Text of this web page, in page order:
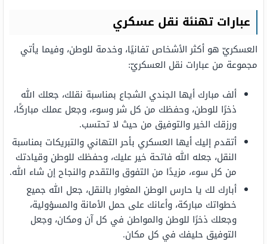
عبارات تهنئة نقل عسكري
العسكريّ هو أكثر الأشخاص تفانيًا، وخدمة للوطن، وفيما يأتي
مجموعة من عبارات نقل العسكريّ:
ألف مبارك أيها الجندي الشجاع بمناسبة نقلك، جعلك الله
ذخرًا للوطن، وحفظك من كل شر وسوء، وجعل عملك مباركًا،
ورزقك الخير والتوفيق من حيث لا تحتسب.
أتقدم إليك أيها العسكري بأحر التهاني والتبريكات بمناسبة
النقل، جعله الله فاتحة خير عليك، وحفظك للوطن وقيادتك
من كل سوء، مزيدًا من التفوق والتقدم والنجاح إن شاء الله.
أبارك لك يا حارس الوطن المغوار بالنقل، جعل الله جميع
خطواتك مباركة، وأعانك على حمل الأمانة والمسؤولية،
وجعلك ذخرًا للوطن والمواطن في كل آن ومكان، وجعل
التوفيق حليفك في كل مكان.